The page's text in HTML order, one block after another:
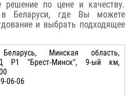
решение по цене и качеству.
в Беларуси, где Вы можете
и выбрать подходящее
Минская область,
Р1 "Брест-Минск", 9-ый км,
06-06